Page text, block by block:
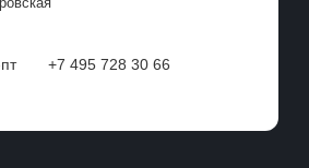
+7 495 728 30 66